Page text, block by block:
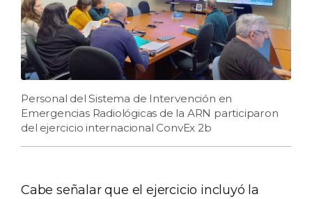
Personal del Sistema de Intervención en
Emergencias Radiológicas de la ARN participaron
del ejercicio internacional ConvEx 2b
Cabe señalar que el ejercicio incluyó la